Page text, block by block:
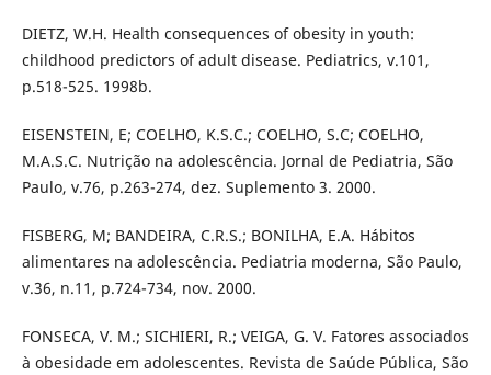
DIETZ, W.H. Health consequences of obesity in youth:
childhood predictors of adult disease. Pediatrics, v.101,
p.518-525. 1998b.
EISENSTEIN, E; COELHO, K.S.C.; COELHO, S.C; COELHO,
M.A.S.C. Nutrição na adolescência. Jornal de Pediatria, São
Paulo, v.76, p.263-274, dez. Suplemento 3. 2000.
FISBERG, M; BANDEIRA, C.R.S.; BONILHA, E.A. Hábitos
alimentares na adolescência. Pediatria moderna, São Paulo,
v.36, n.11, p.724-734, nov. 2000.
FONSECA, V. M.; SICHIERI, R.; VEIGA, G. V. Fatores associados
à obesidade em adolescentes. Revista de Saúde Pública, São